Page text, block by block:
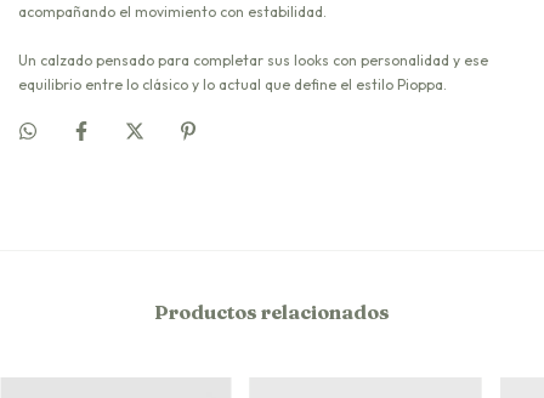
acompañando el movimiento con estabilidad.
Un calzado pensado para completar sus looks con personalidad y ese
equilibrio entre lo clásico y lo actual que define el estilo Pioppa.
Productos relacionados